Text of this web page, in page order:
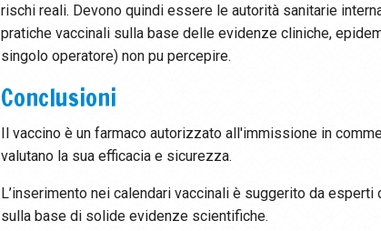
rischi reali. Devono quindi essere le autorità sanitarie
pratiche vaccinali sulla base delle evidenze cliniche,
singolo operatore) non pu percepire.
Conclusioni
Il vaccino è un farmaco autorizzato all'immissione in
valutano la sua efficacia e sicurezza.
L’inserimento nei calendari vaccinali è suggerito da
sulla base di solide evidenze scientifiche.